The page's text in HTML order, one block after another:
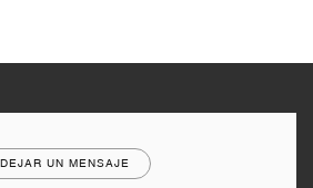
DEJAR UN MENSAJE